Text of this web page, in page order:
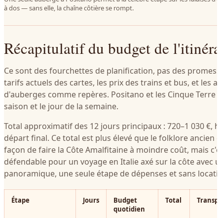
à dos — sans elle, la chaîne côtière se rompt.
Récapitulatif du budget de
Ce sont des fourchettes de planification, pas des
tarifs actuels des cartes, les prix des trains et bus, et les
d'auberges comme repères. Positano et les Cinque Terre
saison et le jour de la semaine.
Total approximatif des 12 jours principaux : 720–1 030 €,
départ final. Ce total est plus élevé que le folklore ancien
façon de faire la Côte Amalfitaine à moindre coût, mais
défendable pour un voyage en Italie axé sur la côte avec
panoramique, une seule étape de dépenses et sans
Étape Jours
Budget
quotidien
Total